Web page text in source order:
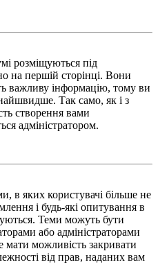
розміщуються під
на першій сторінці. Вони
важливу інформацію, тому ви
Так само, як і з
створення вами
адміністратором.
в яких користувачі більше не
і будь-які опитування в
Теми можуть бути
або адміністраторами
можливість закривати
від прав, наданих вам